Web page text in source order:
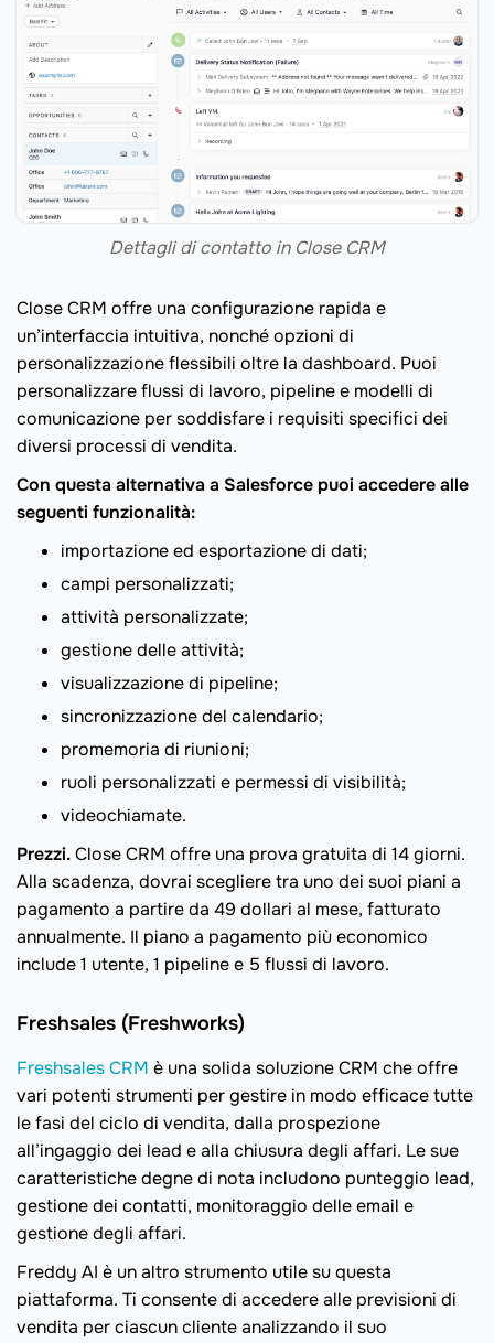
Dettagli di contatto in Close CRM
Close CRM offre una configurazione rapida e
un’interfaccia intuitiva, nonché opzioni di
personalizzazione flessibili oltre la dashboard. Puoi
personalizzare flussi di lavoro, pipeline e modelli di
comunicazione per soddisfare i requisiti specifici dei
diversi processi di vendita.
Con questa alternativa a Salesforce puoi accedere alle
seguenti funzionalità:
importazione ed esportazione di dati;
campi personalizzati;
attività personalizzate;
gestione delle attività;
visualizzazione di pipeline;
sincronizzazione del calendario;
promemoria di riunioni;
ruoli personalizzati e permessi di visibilità;
videochiamate.
Prezzi.Close CRM offre una prova gratuita di 14 giorni.
Alla scadenza, dovrai scegliere tra uno dei suoi piani a
pagamento a partire da 49 dollari al mese, fatturato
annualmente. Il piano a pagamento più economico
include 1 utente, 1 pipeline e 5 flussi di lavoro.
Freshsales (Freshworks)
Freshsales CRM è una solida soluzione CRM che offre
vari potenti strumenti per gestire in modo efficace tutte
le fasi del ciclo di vendita, dalla prospezione
all’ingaggio dei lead e alla chiusura degli affari. Le sue
caratteristiche degne di nota includono punteggio lead,
gestione dei contatti, monitoraggio delle email e
gestione degli affari.
Freddy AI è un altro strumento utile su questa
piattaforma. Ti consente di accedere alle previsioni di
vendita per ciascun cliente analizzando il suo